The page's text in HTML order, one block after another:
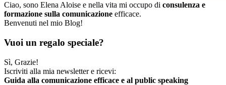
Ciao, sono Elena Aloise e nella vita mi occupo di consulenza e
formazione sulla comunicazione efficace.
Benvenuti nel mio Blog!
Vuoi un regalo speciale?
Sì, Grazie!
Iscriviti alla mia newsletter e ricevi:
Guida alla comunicazione efficace e al public speaking